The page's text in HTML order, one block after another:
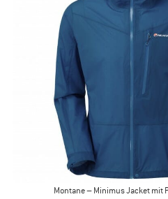
Montane – Minimus Jacket mit